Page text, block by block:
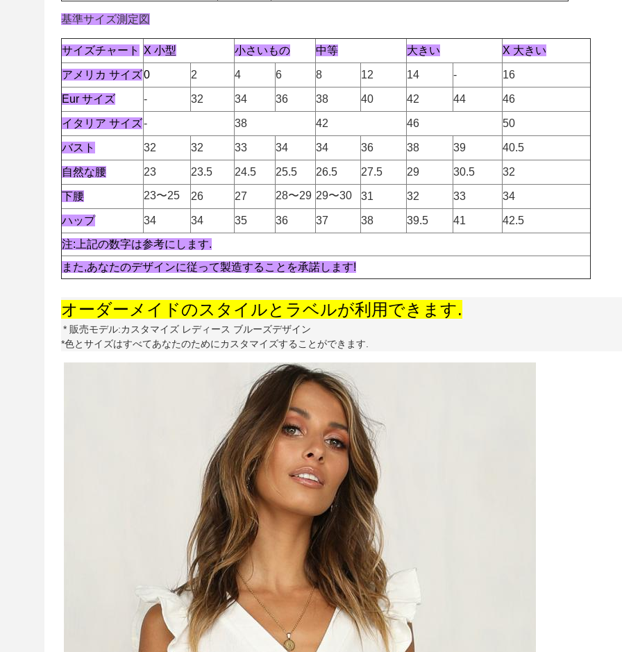
基準サイズ測定図
サイズチャート X 小型 小さいもの 中等 大きい X 大きい
アメリカ サイズ0 2 4 6 8 12 14 - 16
Eur サイズ - 32 34 36 38 40 42 44 46
イタリア サイズ- 38 42 46 50
バスト 32 32 33 34 34 36 38 39 40.5
自然な腰 23 23.5 24.5 25.5 26.5 27.5 29 30.5 32
下腰 23〜25 26 27 28〜29 29〜30 31 32 33 34
ハップ 34 34 35 36 37 38 39.5 41
42.5
注:上記の数字は参考にします.
また,あなたのデザインに従って製造することを承諾します!
オーダーメイドのスタイルとラベルが利用できます.
* 販売モデル:カスタマイズ レディース ブルーズデザイン
*色とサイズはすべてあなたのためにカスタマイズすることができます.